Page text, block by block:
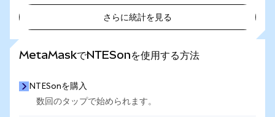
さらに統計を見る
MetaMaskでNTESonを使用する方法
NTESonを購入
数回のタップで始められます。